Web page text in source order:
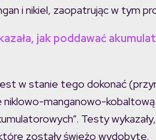
i nikiel, zaopatrując w tym
jak poddawać
w stanie tego dokonać
manganowo-
Testy
zostały świeżo wydobyte.